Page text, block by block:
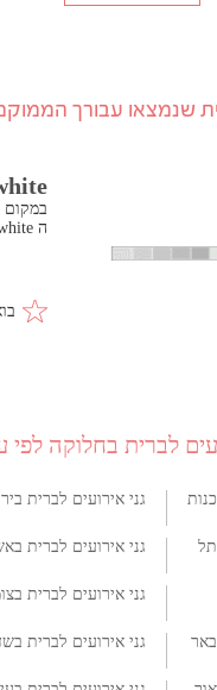
שנמצאו עבורך
במקום
ה white, בית וגן לאירועים, ממוקם במרכז הארץ בין חיפה לתל אביב.
לברית בחלוקה לפי
גני אירועים לברית
גני אירועים לברית
גני אירועים לברית
גני אירועים לברית